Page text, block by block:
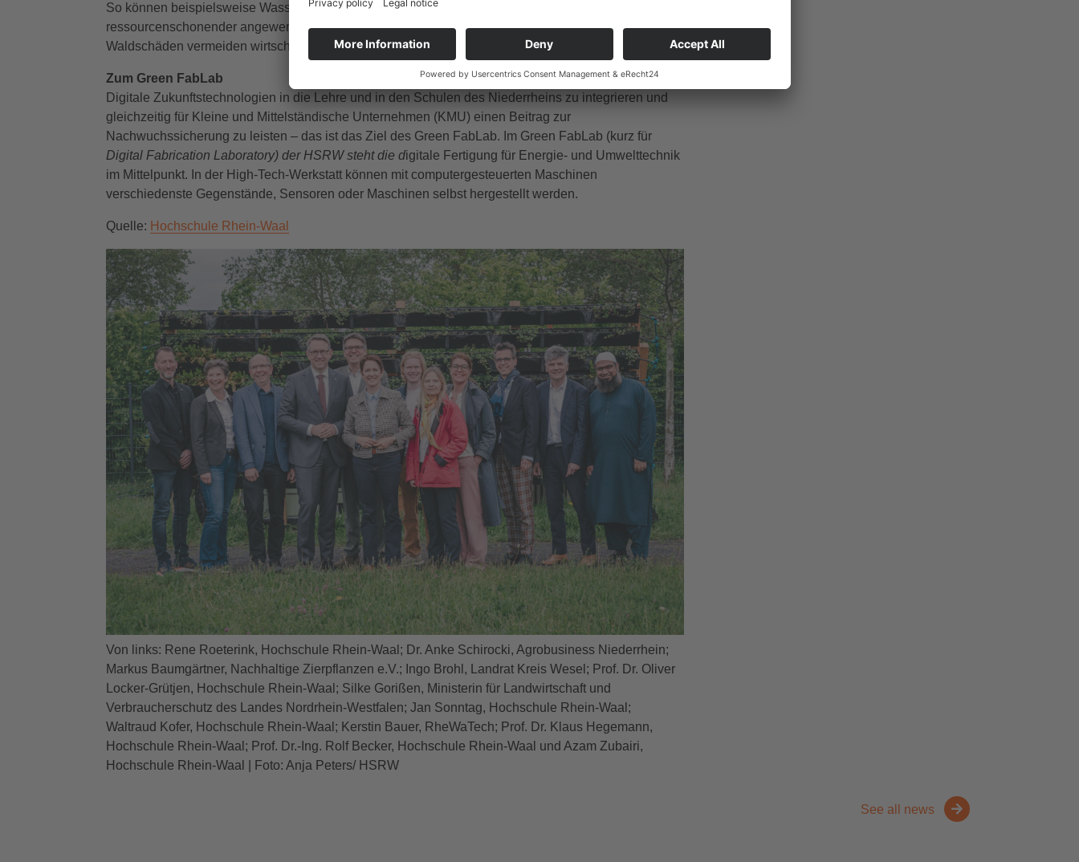
So können beispielsweise Wasser, Dünger und Pflanzenschutzmittel präziser und somit boden- und
ressourcenschonender angewendet werden. Frühwarnsysteme für Ertragseinbußen oder
Waldschäden vermeiden wirtschaftliche Schäden.
Zum Green FabLab
Digitale Zukunftstechnologien in die Lehre und in den Schulen des Niederrheins zu integrieren und
gleichzeitig für Kleine und Mittelständische Unternehmen (KMU) einen Beitrag zur
Nachwuchssicherung zu leisten – das ist das Ziel des Green FabLab. Im Green FabLab (kurz für
Digital Fabrication Laboratory) der HSRW steht die digitale Fertigung für Energie- und Umwelttechnik
im Mittelpunkt. In der High-Tech-Werkstatt können mit computergesteuerten Maschinen
verschiedenste Gegenstände, Sensoren oder Maschinen selbst hergestellt werden.
Quelle: Hochschule Rhein-Waal
Von links: Rene Roeterink, Hochschule Rhein-Waal; Dr. Anke Schirocki, Agrobusiness Niederrhein;
Markus Baumgärtner, Nachhaltige Zierpflanzen e.V.; Ingo Brohl, Landrat Kreis Wesel; Prof. Dr. Oliver
Locker-Grütjen, Hochschule Rhein-Waal; Silke Gorißen, Ministerin für Landwirtschaft und
Verbraucherschutz des Landes Nordrhein-Westfalen; Jan Sonntag, Hochschule Rhein-Waal;
Waltraud Kofer, Hochschule Rhein-Waal; Kerstin Bauer, RheWaTech; Prof. Dr. Klaus Hegemann,
Hochschule Rhein-Waal; Prof. Dr.-Ing. Rolf Becker, Hochschule Rhein-Waal und Azam Zubairi,
Hochschule Rhein-Waal | Foto: Anja Peters/ HSRW
See all news